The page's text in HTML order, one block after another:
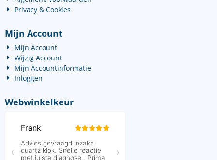
Privacy & Cookies
Mijn Account
Mijn Account
Wijzig Account
Mijn Accountinformatie
Inloggen
Webwinkelkeur